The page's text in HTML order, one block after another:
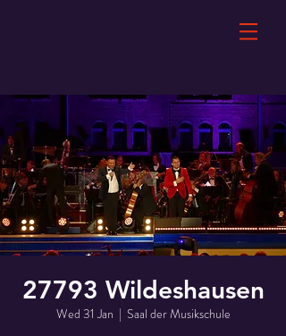
27793 Wildeshausen
Wed 31 Jan
  |
Saal der Musikschule